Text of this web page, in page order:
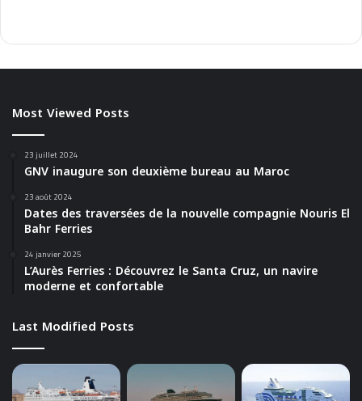
Most Viewed Posts
23 juillet 2024
GNV inaugure son deuxième bureau au Maroc
23 août 2024
Dates des traversées de la nouvelle compagnie Nouris El
Bahr Ferries
24 janvier 2025
L’Aurès Ferries : Découvrez le Santa Cruz, un navire
moderne et confortable
Last Modified Posts